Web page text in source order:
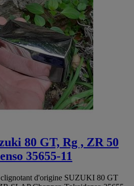
80 GT, Rg , ZR 50
35655-11
d'origine SUZUKI 80 GT